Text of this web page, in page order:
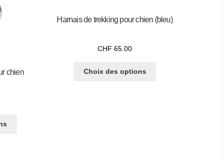
chien
Harnais de trekking pour chien (bleu)
CHF 65.00
Choix des options